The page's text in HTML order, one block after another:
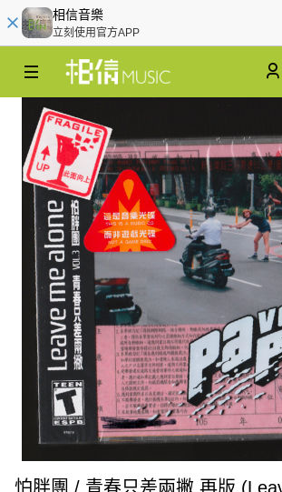
相信音樂
立刻使用官方APP
怕胖團 / 青春只差兩撇 再版